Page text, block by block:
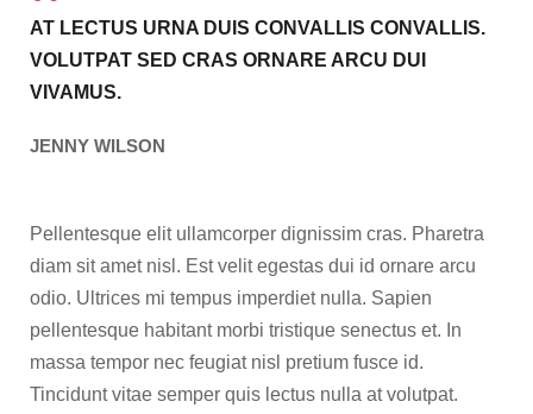
AT LECTUS URNA DUIS CONVALLIS CONVALLIS.
VOLUTPAT SED CRAS ORNARE ARCU DUI
VIVAMUS.
JENNY WILSON
Pellentesque elit ullamcorper dignissim cras. Pharetra
diam sit amet nisl. Est velit egestas dui id ornare arcu
odio. Ultrices mi tempus imperdiet nulla. Sapien
pellentesque habitant morbi tristique senectus et. In
massa tempor nec feugiat nisl pretium fusce id.
Tincidunt vitae semper quis lectus nulla at volutpat.